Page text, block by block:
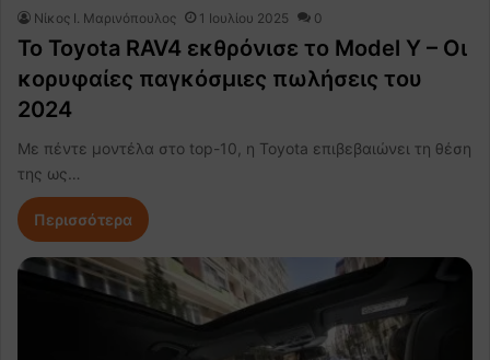
Nίκος Ι. Mαρινόπουλος 1 Ιουλίου 2025 0
Το Toyota RAV4 εκθρόνισε το Model Y – Οι
κορυφαίες παγκόσμιες πωλήσεις του
2024
Με πέντε μοντέλα στο top-10, η Toyota επιβεβαιώνει τη θέση
της ως…
Περισσότερα